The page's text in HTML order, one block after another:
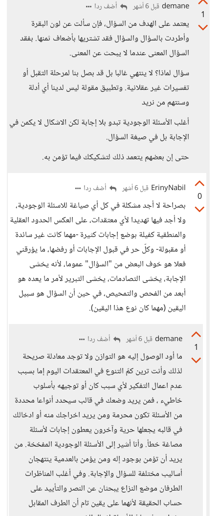
1
demane قبل 6 أشهر أضف ردا
يعتمد على الهدف من السؤال، فإن سألت عن لون البقرة
وأطردت بالسؤال والسؤال فقد تشتريها بأضعاف ثمنها. بفقد
السؤال المعنى عندما لا يبحث عن المعنى.
سؤال لماذا؟ لا ينتهي غالبا بل قد بصل بنا لمرحلة التقبل أو
تفسيرات غير عقلانية. وتطبيق مقولة ليس لدينا أي أدلة
وسنتهم من نريد
أغلب الأسئلة الوجودية تبدو بلا إجابة لكن الاشكال لا يكمن في
الإجابة بل في صيغة السؤال.
حتى إن بعضهم يتعمد ذلك لتشكيكك فيما تؤمن به.
0
ErinyNabil قبل 6 أشهر أضف ردا
بصراحة لا أجد مشكلة في كل أي صياغة للاسئلة الوجودية،
ولا أجد فيها تهديدا لأي معتقدات، على العكس الحدود العقلية
والمنطقية كفيلة بوضع إجابات كثيرة -مهما كانت غير سائدة
أو مقبولة- وكلّ حر في قبول الإجابات أو رفضها، ما يؤرقني
فعلا هو خوف البعض من "السؤال" عموما، لأنه يخشى
الإجابة، يخشى التصادمات، يخشى التبرير لأمر ما يعده هو
أبعد من الفحص والتمحيص، في حين أن السؤال هو سبيل
اليقين (مهما كان نوع هذا اليقين).
1
demane قبل 6 أشهر أضف ردا
ما أود الوصول إليه هو التوازن ولا توجد معادلة صريحة
لذلك وأنت ترين كمّ التنوع في المعتقدات اليوم إما بسبب
عدم اعمال التفكير لأي سبب كان أو توجيهه بأسلوب
خاطيء ، فمن يريد وضعك في قالب سيحدد أنواعا محددة
من الأسئلة تكون محرمة ومن يريد اخراجك منه أو ادخالك
في قالبه يجعلها حرية وآخرون يعطون إجابات لأسئلة
مصاغة خطأ. وأنا أشير إلى الأسئلة الوجودية المفخخة. من
يريد أن تؤمن بوجود إله ومن يؤمن بالعدمية ينتهجان
أساليب مختلفة للسؤال والإجابة. وفي أغلب المناظرات
الطرفان موضع النزاع يبحثان عن النصر والتأييد على
حساب الحقيقة لأنهما على يقين تام أن الطرف المقابل